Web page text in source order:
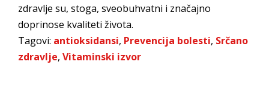
zdravlje su, stoga, sveobuhvatni i značajno
doprinose kvaliteti života.
Tagovi: antioksidansi, Prevencija bolesti, Srčano
zdravlje, Vitaminski izvor